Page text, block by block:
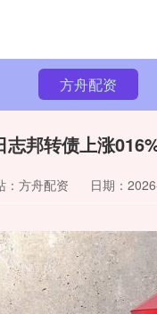
方舟配资
志邦转债上涨
：方舟配资 日期：